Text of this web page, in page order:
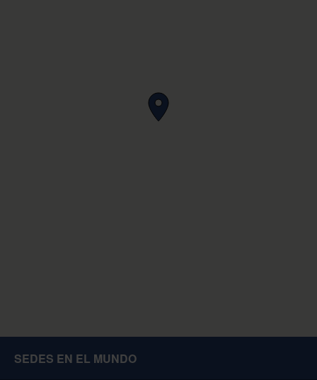
SEDES EN EL MUNDO